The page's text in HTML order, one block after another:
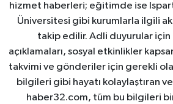
hizmet haberleri; eğitimde ise
Üniversitesi gibi kurumlarla ilgili
takip edilir. Adli duyurular için
açıklamaları, sosyal etkinlikler
takvimi ve gönderiler için gerekli
bilgileri gibi hayatı kolaylaştıran
haber32.com, tüm bu bilgileri